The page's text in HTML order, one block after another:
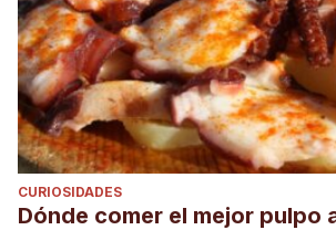
CURIOSIDADES
Dónde comer el mejor pulpo